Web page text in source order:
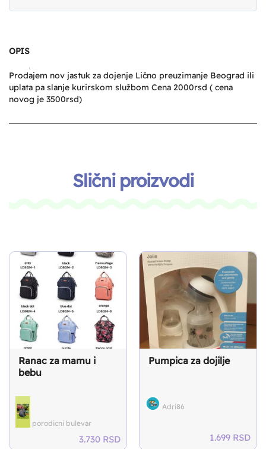
OPIS
Prodajem nov jastuk za dojenje Lično preuzimanje Beograd ili
uplata pa slanje kurirskom službom Cena 2000rsd ( cena
novog je 3500rsd)
Slični proizvodi
Ranac za mamu i
bebu
porodicni bulevar
3.730 RSD
Pumpica za dojilje
Adri86
1.699 RSD